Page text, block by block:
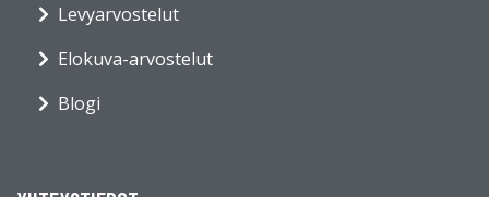
Levyarvostelut
Elokuva-arvostelut
Blogi